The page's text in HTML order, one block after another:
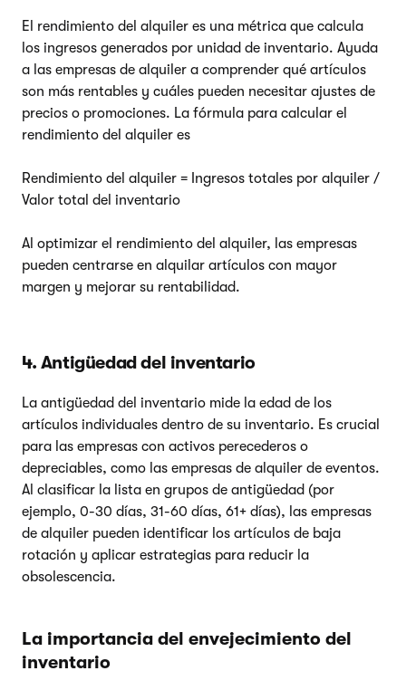
El rendimiento del alquiler es una métrica que calcula
los ingresos generados por unidad de inventario. Ayuda
a las empresas de alquiler a comprender qué artículos
son más rentables y cuáles pueden necesitar ajustes de
precios o promociones. La fórmula para calcular el
rendimiento del alquiler es
Rendimiento del alquiler = Ingresos totales por alquiler /
Valor total del inventario
Al optimizar el rendimiento del alquiler, las empresas
pueden centrarse en alquilar artículos con mayor
margen y mejorar su rentabilidad.
4. Antigüedad del inventario
La antigüedad del inventario mide la edad de los
artículos individuales dentro de su inventario. Es crucial
para las empresas con activos perecederos o
depreciables, como las empresas de alquiler de eventos.
Al clasificar la lista en grupos de antigüedad (por
ejemplo, 0-30 días, 31-60 días, 61+ días), las empresas
de alquiler pueden identificar los artículos de baja
rotación y aplicar estrategias para reducir la
obsolescencia.
La importancia del envejecimiento del
inventario